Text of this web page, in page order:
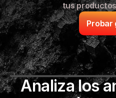
tus
Probar
Analiza los